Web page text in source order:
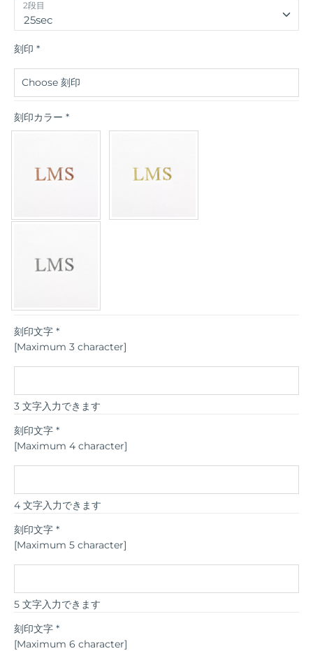
2段目
25sec
刻印 *
刻印カラー *
刻印文字 *
[Maximum 3 character]
3 文字入力できます
刻印文字 *
[Maximum 4 character]
4 文字入力できます
刻印文字 *
[Maximum 5 character]
5 文字入力できます
刻印文字 *
[Maximum 6 character]